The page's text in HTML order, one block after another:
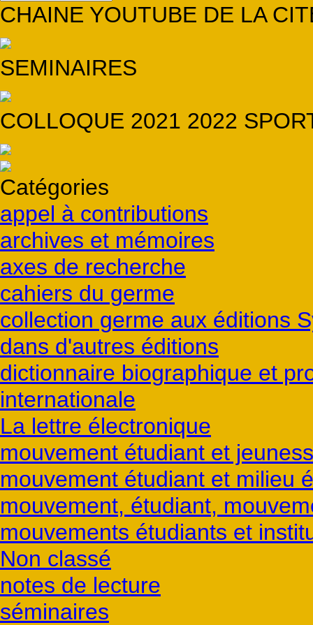
CHAINE YOUTUBE DE LA
SEMINAIRES
COLLOQUE 2021 2022
Catégories
appel à contributions
archives et mémoires
axes de recherche
cahiers du germe
collection germe aux éditions
dans d'autres éditions
dictionnaire biographique et
internationale
La lettre électronique
mouvement étudiant et
mouvement étudiant et milieu
mouvement, étudiant,
mouvements étudiants et
Non classé
notes de lecture
séminaires